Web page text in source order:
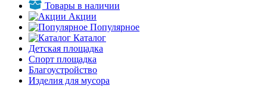
Товары в наличии
Акции
Популярное
Каталог
Детская площадка
Спорт площадка
Благоустройство
Изделия для мусора